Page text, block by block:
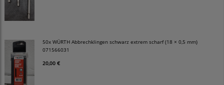
50x WÜRTH Abbrechklingen schwarz extrem scharf (18 × 0,5 mm)
071566031
20,00 €